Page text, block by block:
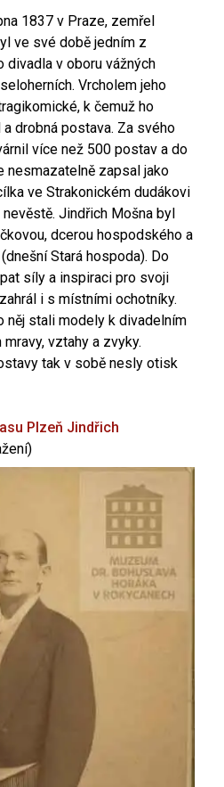
1837 v Praze, zemřel
ve své době jedním z
divadla v oboru vážných
Vrcholem jeho
k čemuž ho
drobná postava. Za svého
více než 500 postav a do
nesmazatelně zapsal jako
ve Strakonickém dudákovi
Jindřich Mošna byl
dcerou hospodského a
Stará hospoda). Do
síly a inspiraci pro svoji
i s místními ochotníky.
něj stali modely k divadelním
vztahy a zvyky.
tak v sobě nesly otisk
Plzeň Jindřich